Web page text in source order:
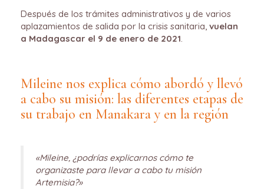
Después de los trámites administrativos y de varios
aplazamientos de salida por la crisis sanitaria, vuelan
a Madagascar el 9 de enero de 2021.
Mileine nos explica cómo abordó y llevó
a cabo su misión: las diferentes etapas de
su trabajo en Manakara y en la región
«Mileine, ¿podrías explicarnos cómo te
organizaste para llevar a cabo tu misión
Artemisia?»